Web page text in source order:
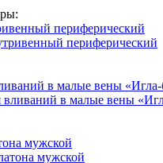
периферический
в малые вены «Игла-
мужской